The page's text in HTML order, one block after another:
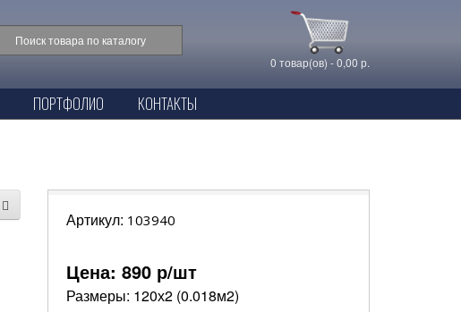
0 товар(ов) - 0,00 р.
ПОРТФОЛИО КОНТАКТЫ
Артикул: 103940
Цена: 890 р/шт
Размеры: 120х2 (0.018м2)